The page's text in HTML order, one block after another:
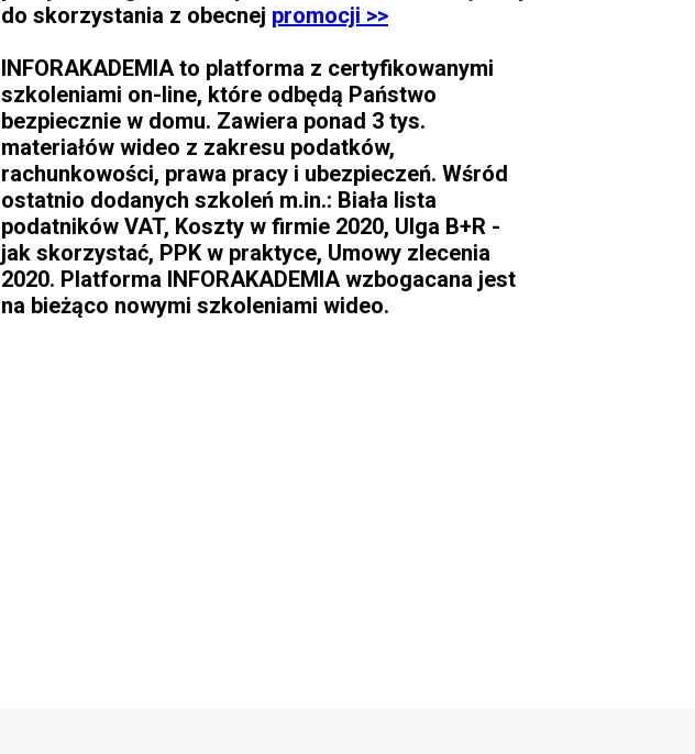
do skorzystania z obecnej promocji >>
INFORAKADEMIA to platforma z certyfikowanymi
szkoleniami on-line, które odbędą Państwo
bezpiecznie w domu. Zawiera ponad 3 tys.
materiałów wideo z zakresu podatków,
rachunkowości, prawa pracy i ubezpieczeń. Wśród
ostatnio dodanych szkoleń m.in.: Biała lista
podatników VAT, Koszty w firmie 2020, Ulga B+R -
jak skorzystać, PPK w praktyce, Umowy zlecenia
2020. Platforma INFORAKADEMIA wzbogacana jest
na bieżąco nowymi szkoleniami wideo.